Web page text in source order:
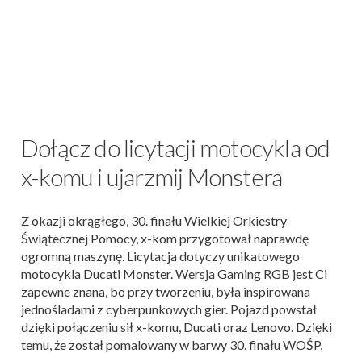
Dołącz do licytacji motocykla od
x-komu i ujarzmij Monstera
Z okazji okrągłego, 30. finału Wielkiej Orkiestry
Świątecznej Pomocy, x-kom przygotował naprawdę
ogromną maszynę. Licytacja dotyczy unikatowego
motocykla Ducati Monster. Wersja Gaming RGB jest Ci
zapewne znana, bo przy tworzeniu, była inspirowana
jednośladami z cyberpunkowych gier. Pojazd powstał
dzięki połączeniu sił x-komu, Ducati oraz Lenovo. Dzięki
temu, że został pomalowany w barwy 30. finału WOŚP,